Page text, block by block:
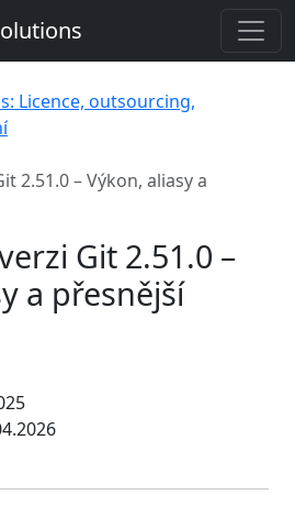
Licence, outsourcing,
2.51.0 – Výkon, aliasy a
Git 2.51.0 –
a přesnější